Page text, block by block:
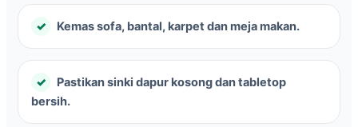
Kemas sofa, bantal, karpet dan meja makan.
Pastikan sinki dapur kosong dan tabletop
bersih.